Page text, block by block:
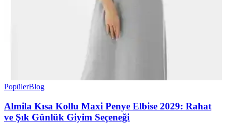
PopülerBlog
Almila Kısa Kollu Maxi Penye Elbise 2029: Rahat
ve Şık Günlük Giyim Seçeneği